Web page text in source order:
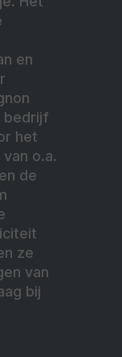
en
bedrijf
het
o.a.
de
ze
van
bij